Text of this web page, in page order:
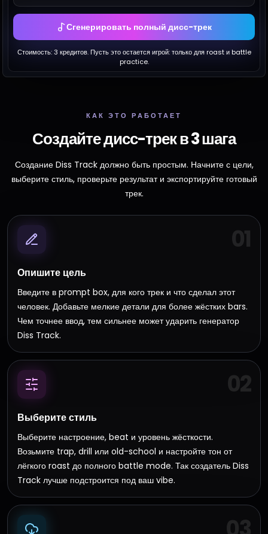
Сгенерировать полный дисс-трек
Стоимость: 3 кредитов. Пусть это остается игрой: только для roast и battle
practice.
КАК ЭТО РАБОТАЕТ
Создайте дисс-трек в 3 шага
Создание Diss Track должно быть простым. Начните с цели,
выберите стиль, проверьте результат и экспортируйте готовый
трек.
01
Опишите цель
Введите в prompt box, для кого трек и что сделал этот
человек. Добавьте мелкие детали для более жёстких bars.
Чем точнее ввод, тем сильнее может ударить генератор
Diss Track.
02
Выберите стиль
Выберите настроение, beat и уровень жёсткости.
Возьмите trap, drill или old-school и настройте тон от
лёгкого roast до полного battle mode. Так создатель Diss
Track лучше подстроится под ваш vibe.